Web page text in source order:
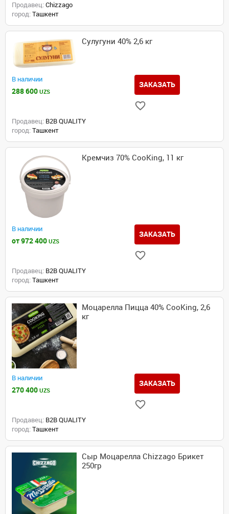
Продавец: Chizzago
город: Ташкент
Сулугуни 40% 2,6 кг
В наличии
288 600 UZS
ЗАКАЗАТЬ
Продавец: B2B QUALITY
город: Ташкент
Кремчиз 70% CooKing, 11 кг
В наличии
от 972 400 UZS
ЗАКАЗАТЬ
Продавец: B2B QUALITY
город: Ташкент
Моцарелла Пицца 40% CooKing, 2,6
кг
В наличии
270 400 UZS
ЗАКАЗАТЬ
Продавец: B2B QUALITY
город: Ташкент
Сыр Моцарелла Chizzago Брикет
250гр